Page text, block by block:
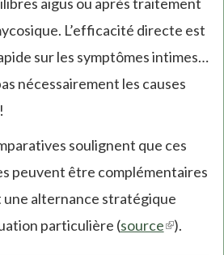
L’efficacité directe est
sur les symptômes intimes…
nécessairement les causes
soulignent que ces
peuvent être complémentaires
une alternance stratégique
particulière (source(link
).